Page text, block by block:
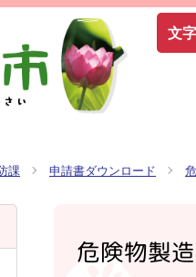
文
課 申請書ダウンロード
危険物製